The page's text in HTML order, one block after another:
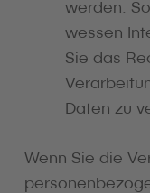
werden.
wessen
Sie das
Daten zu
Wenn Sie die